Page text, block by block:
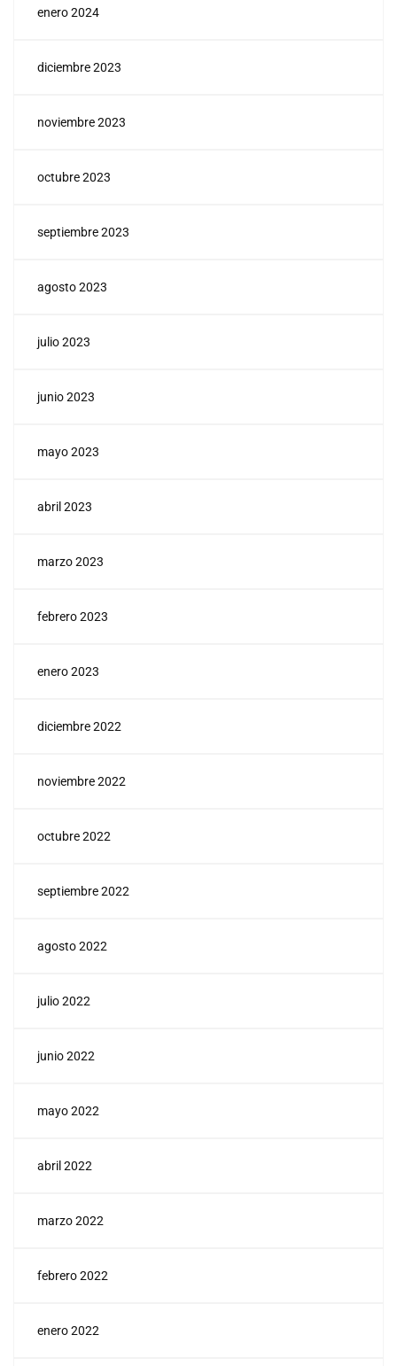
enero 2024
diciembre 2023
noviembre 2023
octubre 2023
septiembre 2023
agosto 2023
julio 2023
junio 2023
mayo 2023
abril 2023
marzo 2023
febrero 2023
enero 2023
diciembre 2022
noviembre 2022
octubre 2022
septiembre 2022
agosto 2022
julio 2022
junio 2022
mayo 2022
abril 2022
marzo 2022
febrero 2022
enero 2022